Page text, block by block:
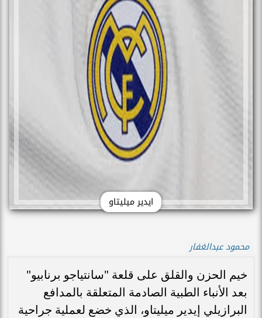
ايدير ميليتاو
محمود عبدالغفار
خيم الحزن والقلق على قلعة "سانتياجو برنابيو"
بعد الأنباء الطبية الصادمة المتعلقة بالمدافع
البرازيلي إيدير ميليتاو، الذي خضع لعملية جراحية